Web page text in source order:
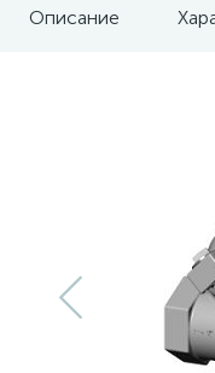
Описание